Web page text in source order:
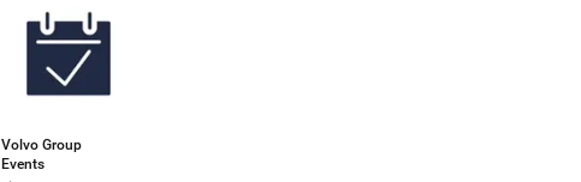
Volvo Group
Events